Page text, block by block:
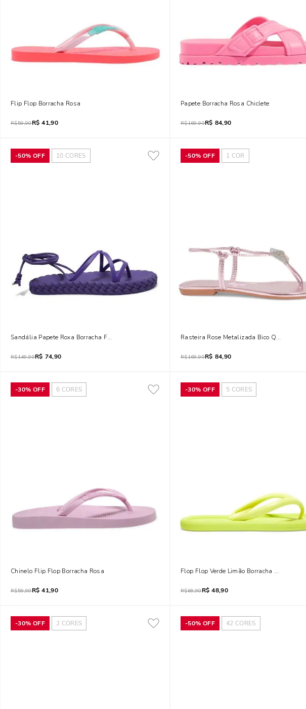
Flip Flop Borracha Rosa
R$59,90R$ 41,90
Papete Borracha Rosa Chiclete
R$169,90R$ 84,90
-50% OFF 10 CORES
Sandália Papete Roxa Borracha Flat Trançada
R$149,90R$ 74,90
-50% OFF 1 COR
Rasteira Rose Metalizada Bico Quadrado
R$169,90R$ 84,90
-30% OFF 6 CORES
Chinelo Flip Flop Borracha Rosa
R$59,90R$ 41,90
-30% OFF 5 CORES
Flop Flop Verde Limão Borracha Nuvem
R$69,90R$ 48,90
-30% OFF 2 CORES -50% OFF 42 CORES